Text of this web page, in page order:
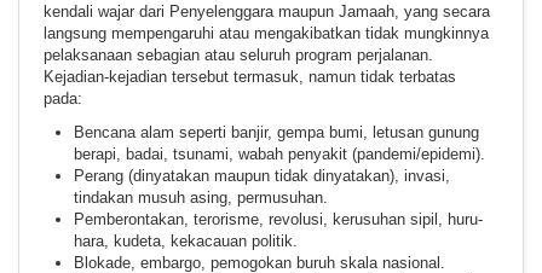
kendali wajar dari Penyelenggara maupun Jamaah, yang secara
langsung mempengaruhi atau mengakibatkan tidak mungkinnya
pelaksanaan sebagian atau seluruh program perjalanan.
Kejadian-kejadian tersebut termasuk, namun tidak terbatas
pada:
Bencana alam seperti banjir, gempa bumi, letusan gunung
berapi, badai, tsunami, wabah penyakit (pandemi/epidemi).
Perang (dinyatakan maupun tidak dinyatakan), invasi,
tindakan musuh asing, permusuhan.
Pemberontakan, terorisme, revolusi, kerusuhan sipil, huru-
hara, kudeta, kekacauan politik.
Blokade, embargo, pemogokan buruh skala nasional.